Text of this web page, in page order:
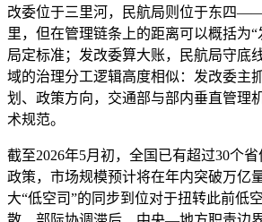
改委位于三里河，民航局则位于东四
里，但在管理链条上的距离可以概括为
局定标准；发改委算大账，民航局守底
域的治理分工逻辑高度相似：发改委主
划、政策方向，交通部与部内垂直管理
术规范。
截至2026年5月初，全国已有超过30个
政策，市场规模预计将在年内突破万亿
大“低空司”的同步到位对于扭转此前低